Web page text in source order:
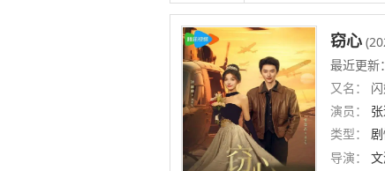
窃心
最近更新
又名：
演员：
类型：
导演：